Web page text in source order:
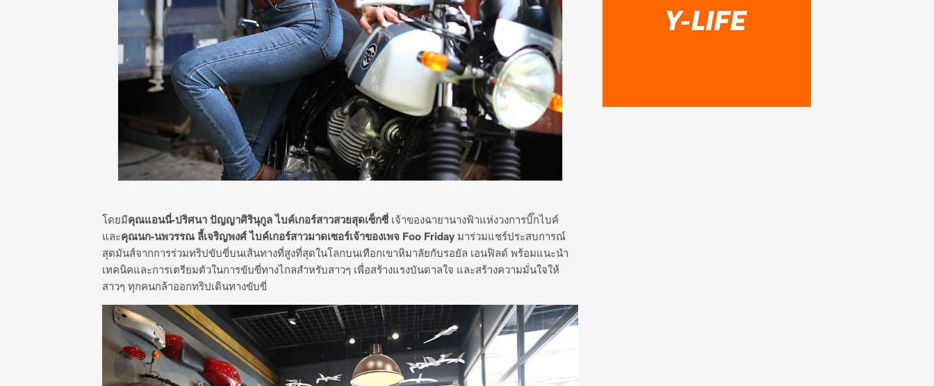
โดยมีคุณแอนนี่-ปริศนา ปัญญาศิรินุกูล ไบค์เกอร์สาวสวยสุดเซ็กซี่เจ้าของฉายานางฟ้าแห่งวงการบิ๊กไบค์
และคุณนก-นพวรรณ ลี้เจริญพงศ์ ไบค์เกอร์สาวมาดเซอร์เจ้าของเพจ Foo Friday มาร่วมแชร์ประสบการณ์
สุดมันส์จากการร่วมทริปขับขี่บนเส้นทางที่สูงที่สุดในโลกบนเทือกเขาหิมาลัยกับรอยัล เอนฟิลด์ พร้อมแนะนำ
เทคนิคและการเตรียมตัวในการขับขี่ทางไกลสำหรับสาวๆ เพื่อสร้างแรงบันดาลใจ และสร้างความมั่นใจให้
สาวๆ ทุกคนกล้าออกทริปเดินทางขับขี่